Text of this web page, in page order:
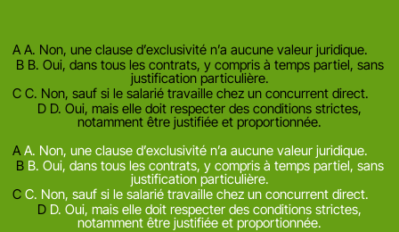
A A. Non, une clause d’exclusivité n’a aucune valeur juridique.
B B. Oui, dans tous les contrats, y compris à temps partiel, sans
justification particulière.
C C. Non, sauf si le salarié travaille chez un concurrent direct.
D D. Oui, mais elle doit respecter des conditions strictes,
notamment être justifiée et proportionnée.
A A. Non, une clause d’exclusivité n’a aucune valeur juridique.
B B. Oui, dans tous les contrats, y compris à temps partiel, sans
justification particulière.
C C. Non, sauf si le salarié travaille chez un concurrent direct.
D D. Oui, mais elle doit respecter des conditions strictes,
notamment être justifiée et proportionnée.